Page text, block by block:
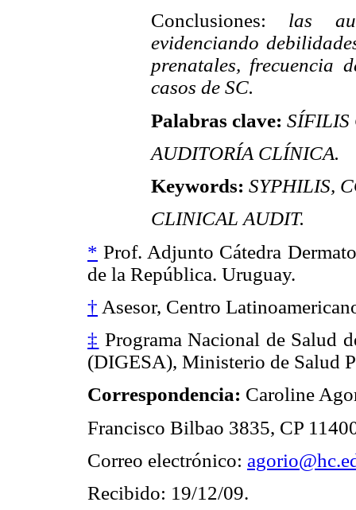
Conclusiones: las
evidenciando
prenatales, frecuencia
casos de SC.
Palabras clave: SÍFILIS
AUDITORÍA CLÍNICA.
Keywords: SYPHILIS,
CLINICAL AUDIT.
* Prof. Adjunto Cátedra
de la República. Uruguay.
† Asesor, Centro
‡ Programa Nacional de Salud
(DIGESA), Ministerio de Salud
Correspondencia: Caroline
Francisco Bilbao 3835, CP
Correo electrónico:
Recibido: 19/12/09.